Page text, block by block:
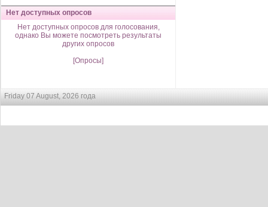
Нет доступных опросов
Нет доступных опросов для голосования,
однако Вы можете посмотреть результаты
других опросов
[Опросы]
Friday 07 August, 2026 года